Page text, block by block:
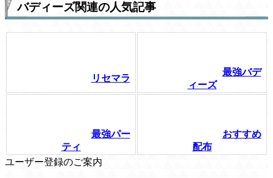
バディーズ関連の人気記事
リセマラ
最強バデ
ィーズ
最強パー
ティ
おすすめ
配布
ユーザー登録のご案内